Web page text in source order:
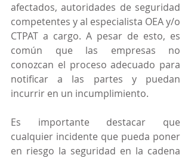
afectados, autoridades de seguridad
competentes y al especialista OEA y/o
CTPAT a cargo. A pesar de esto, es
común que las empresas no
conozcan el proceso adecuado para
notificar a las partes y puedan
incurrir en un incumplimiento.
Es importante destacar que
cualquier incidente que pueda poner
en riesgo la seguridad en la cadena